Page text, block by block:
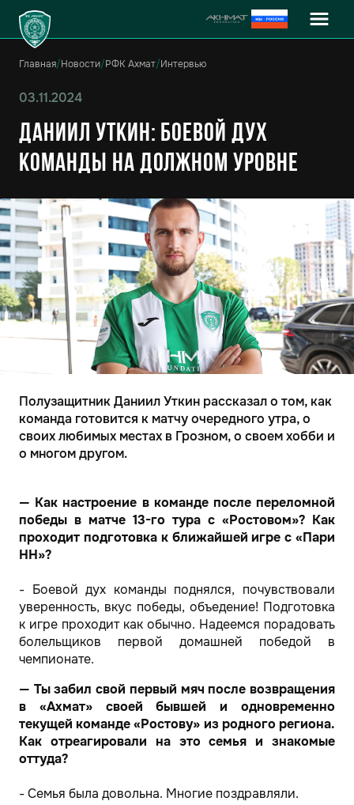
Главная/Новости/РФК Ахмат/Интервью
03.11.2024
Даниил Уткин: Боевой дух
команды на должном уровне
Полузащитник Даниил Уткин рассказал о том, как
команда готовится к матчу очередного утра, о
своих любимых местах в Грозном, о своем хобби и
о многом другом.
— Как настроение в команде после переломной
победы в матче 13-го тура с «Ростовом»? Как
проходит подготовка к ближайшей игре с «Пари
НН»?
- Боевой дух команды поднялся, почувствовали
уверенность, вкус победы, объедение! Подготовка
к игре проходит как обычно. Надеемся порадовать
болельщиков первой домашней победой в
чемпионате.
— Ты забил свой первый мяч после возвращения
в «Ахмат» своей бывшей и одновременно
текущей команде «Ростову» из родного региона.
Как отреагировали на это семья и знакомые
оттуда?
- Семья была довольна. Многие поздравляли.